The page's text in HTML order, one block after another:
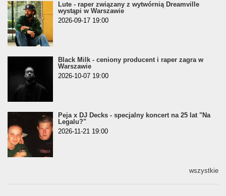
Lute - raper związany z wytwórnią Dreamville
wystąpi w Warszawie
2026-09-17 19:00
Black Milk - ceniony producent i raper zagra w
Warszawie
2026-10-07 19:00
Peja x DJ Decks - specjalny koncert na 25 lat "Na
Legalu?"
2026-11-21 19:00
wszystkie